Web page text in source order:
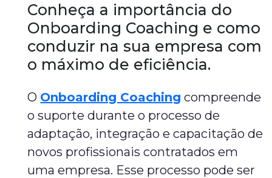
Conheça a importância do
Onboarding Coaching e como
conduzir na sua empresa com
o máximo de eficiência.
O Onboarding Coaching compreende
o suporte durante o processo de
adaptação, integração e capacitação de
novos profissionais contratados em
uma empresa. Esse processo pode ser